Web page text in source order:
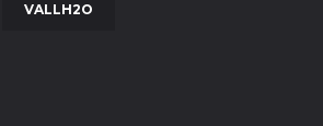
VALLH2O